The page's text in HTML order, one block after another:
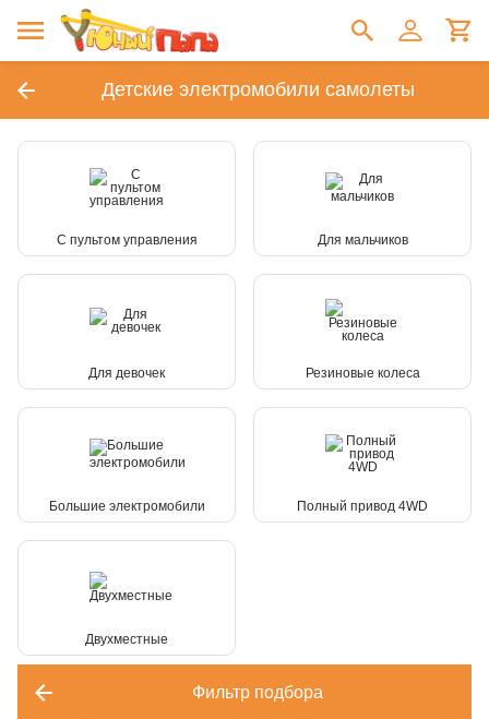
Детские электромобили самолеты
С пультом управления Для мальчиков
Для девочек Резиновые колеса
Большие электромобили Полный привод 4WD
Двухместные
Фильтр подбора